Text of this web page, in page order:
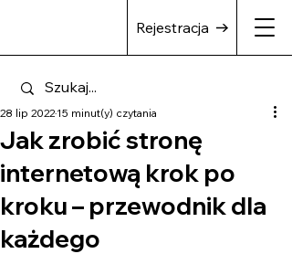
Rejestracja
Jak zrobić stronę
internetową krok po
kroku – przewodnik dla
każdego
28 lip 2022 15 minut(y) czytania